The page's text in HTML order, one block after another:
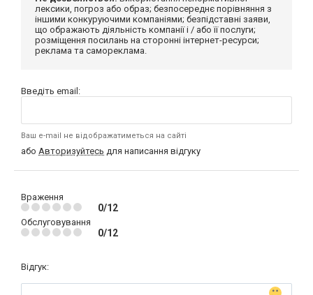
лексики, погроз або образ; безпосереднє порівняння з
іншими конкуруючими компаніями; безпідставні заяви,
що ображають діяльність компанії і / або її послуги;
розміщення посилань на сторонні інтернет-ресурси;
реклама та самореклама.
Введіть email:
Ваш e-mail не відображатиметься на сайті
або Авторизуйтесь для написання відгуку
Враження
0/12
Обслуговування
0/12
Відгук: